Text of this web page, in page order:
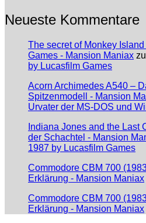
Neueste Kommentare
The secret of Monkey
Games - Mansion Maniax zu
by Lucasfilm Games
Acorn Archimedes A540 –
Spitzenmodell - Mansion
Urvater der MS-DOS und
Indiana Jones and the Last
der Schachtel - Mansion
1987 by Lucasfilm Games
Commodore CBM 700
Erklärung - Mansion Maniax
Commodore CBM 700
Erklärung - Mansion Maniax